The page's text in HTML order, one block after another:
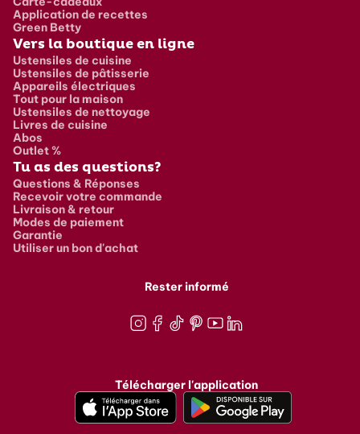
Application de recettes
Green Betty
Vers la boutique en ligne
Ustensiles de cuisine
Ustensiles de pâtisserie
Appareils électriques
Tout pour la maison
Ustensiles de nettoyage
Livres de cuisine
Abos
Outlet %
Tu as des questions?
Questions & Réponses
Recevoir votre commande
Livraison & retour
Modes de paiement
Garantie
Utiliser un bon d'achat
Rester informé
Télécharger l'application